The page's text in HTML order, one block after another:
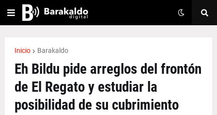
Inicio Barakaldo
Eh Bildu pide arreglos del frontón
de El Regato y estudiar la
posibilidad de su cubrimiento